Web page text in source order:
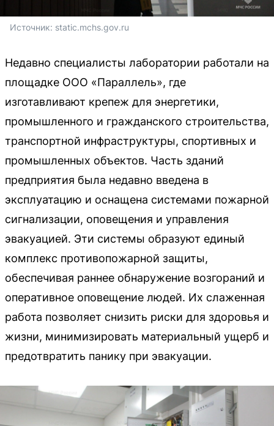
Источник: static.mchs.gov.ru
Недавно специалисты лаборатории работали на
площадке ООО «Параллель», где
изготавливают крепеж для энергетики,
промышленного и гражданского строительства,
транспортной инфраструктуры, спортивных и
промышленных объектов. Часть зданий
предприятия была недавно введена в
эксплуатацию и оснащена системами пожарной
сигнализации, оповещения и управления
эвакуацией. Эти системы образуют единый
комплекс противопожарной защиты,
обеспечивая раннее обнаружение возгораний и
оперативное оповещение людей. Их слаженная
работа позволяет снизить риски для здоровья и
жизни, минимизировать материальный ущерб и
предотвратить панику при эвакуации.